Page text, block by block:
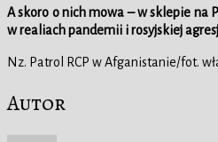
A skoro o nich mowa – wsklepie na
w realiach pandemii i rosyjskiej
Nz. Patrol RCP w Afganistanie/fot.
Autor